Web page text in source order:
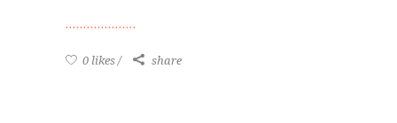
0 likes share